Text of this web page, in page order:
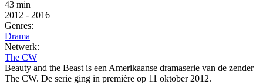
43 min
2012 - 2016
Genres:
Drama
Netwerk:
The CW
Beauty and the Beast is een Amerikaanse dramaserie van de zender
The CW. De serie ging in première op 11 oktober 2012.